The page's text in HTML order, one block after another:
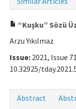
“Kuşku” Sözü
Arzu Yıkılmaz
Issue: 2021, Issue 71
10.32925/
Abstract